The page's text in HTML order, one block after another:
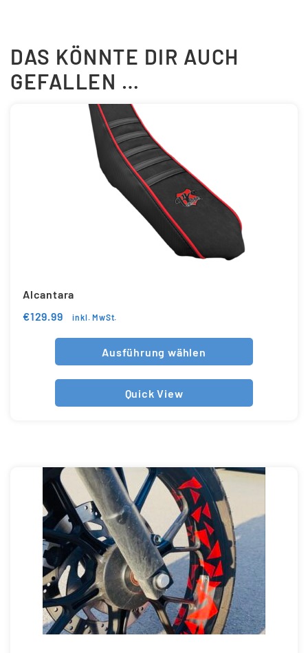
DAS KÖNNTE DIR AUCH
GEFALLEN …
Alcantara
€129.99 inkl. MwSt.
Ausführung wählen
Quick View